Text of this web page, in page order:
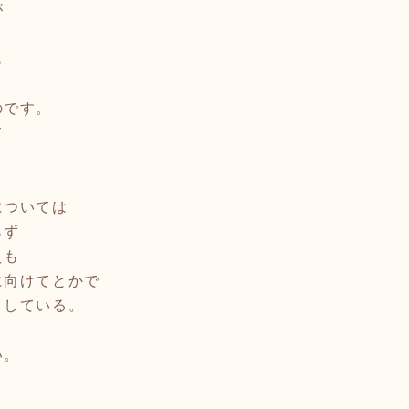
す。
いては
けてとかで
ている。